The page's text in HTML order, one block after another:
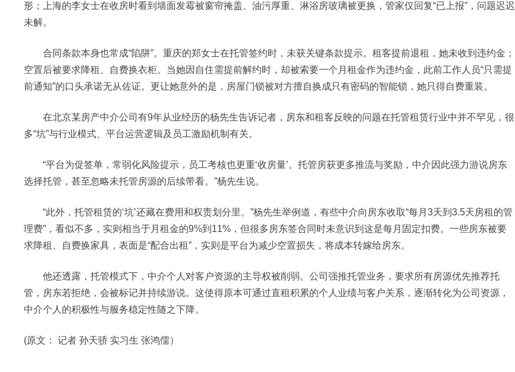
形；上海的李女士在收房时看到墙面发霉被窗帘掩盖、油污厚重、淋浴房玻璃被更换，管家仅回复“已上报”，问题迟迟
未解。
合同条款本身也常成“陷阱”。重庆的郑女士在托管签约时，未获关键条款提示。租客提前退租，她未收到违约金；
空置后被要求降租、自费换衣柜。当她因自住需提前解约时，却被索要一个月租金作为违约金，此前工作人员“只需提
前通知”的口头承诺无从佐证。更让她意外的是，房屋门锁被对方擅自换成只有密码的智能锁，她只得自费重装。
在北京某房产中介公司有9年从业经历的杨先生告诉记者，房东和租客反映的问题在托管租赁行业中并不罕见，很
多“坑”与行业模式、平台运营逻辑及员工激励机制有关。
“平台为促签单，常弱化风险提示，员工考核也更重‘收房量’。托管房获更多推流与奖励，中介因此强力游说房东
选择托管，甚至忽略未托管房源的后续带看。”杨先生说。
“此外，托管租赁的‘坑’还藏在费用和权责划分里。”杨先生举例道，有些中介向房东收取“每月3天到3.5天房租的管
理费”，看似不多，实则相当于月租金的9%到11%，但很多房东签合同时未意识到这是每月固定扣费。一些房东被要
求降租、自费换家具，表面是“配合出租”，实则是平台为减少空置损失，将成本转嫁给房东。
他还透露，托管模式下，中介个人对客户资源的主导权被削弱。公司强推托管业务，要求所有房源优先推荐托
管，房东若拒绝，会被标记并持续游说。这使得原本可通过直租积累的个人业绩与客户关系，逐渐转化为公司资源，
中介个人的积极性与服务稳定性随之下降。
(原文： 记者 孙天骄 实习生 张鸿儒）